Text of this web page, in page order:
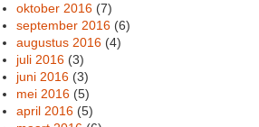
oktober 2016 (7)
september 2016 (6)
augustus 2016 (4)
juli 2016 (3)
juni 2016 (3)
mei 2016 (5)
april 2016 (5)